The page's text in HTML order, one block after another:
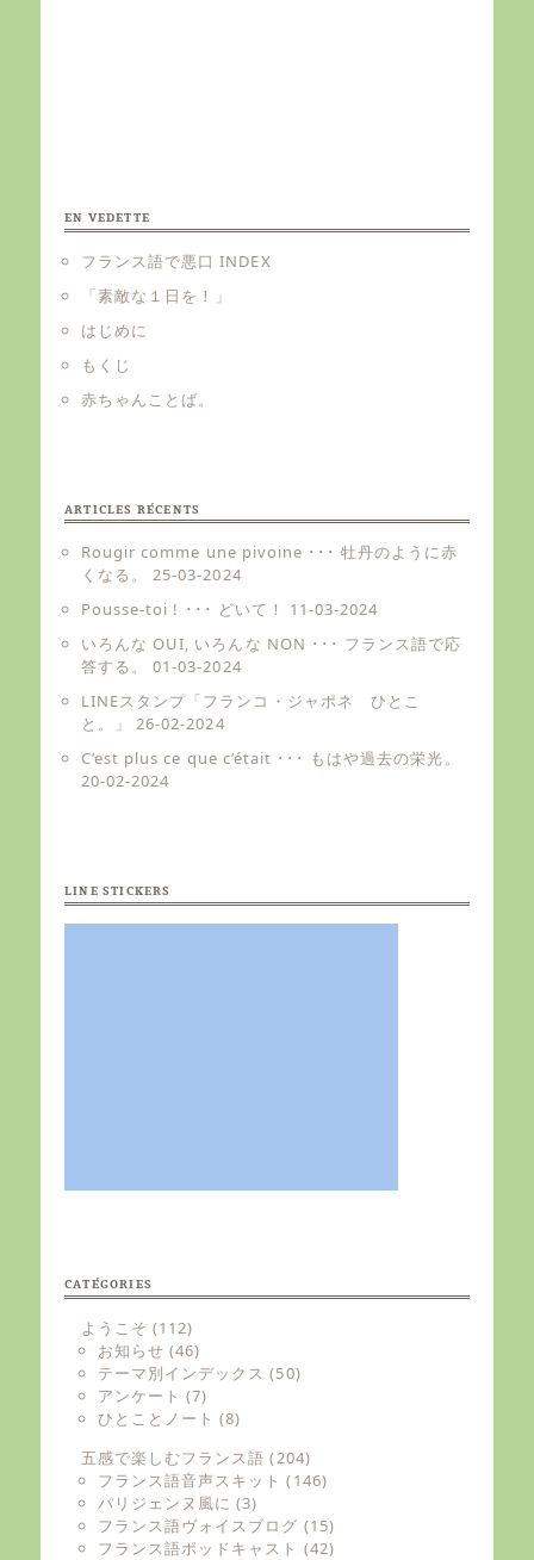
EN VEDETTE
フランス語で悪口 INDEX
「素敵な１日を！」
はじめに
もくじ
赤ちゃんことば。
ARTICLES RÉCENTS
Rougir comme une pivoine ･･･ 牡丹のように赤
くなる。
25-03-2024
Pousse-toi ! ･･･ どいて！
11-03-2024
いろんな OUI, いろんな NON ･･･ フランス語で応
答する。
01-03-2024
LINEスタンプ「フランコ・ジャポネ ひとこ
と。」
26-02-2024
C’est plus ce que c’était ･･･ もはや過去の栄光。
20-02-2024
LINE STICKERS
CATÉGORIES
ようこそ (112)
お知らせ (46)
テーマ別インデックス (50)
アンケート (7)
ひとことノート (8)
五感で楽しむフランス語 (204)
フランス語音声スキット (146)
パリジェンヌ風に (3)
フランス語ヴォイスブログ (15)
フランス語ポッドキャスト (42)